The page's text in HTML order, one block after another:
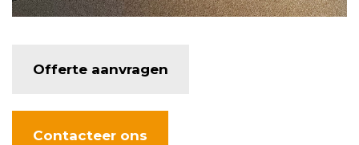
Offerte aanvragen
Contacteer ons